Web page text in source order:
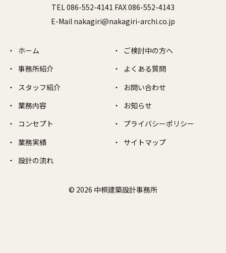
TEL 086-552-4141 FAX 086-552-4143
E-Mail nakagiri@nakagiri-archi.co.jp
ホーム
事務所紹介
スタッフ紹介
業務内容
コンセプト
業務実績
設計の流れ
ご検討中の方へ
よくある質問
お問い合わせ
お知らせ
プライバシーポリシー
サイトマップ
© 2026 中桐建築設計事務所